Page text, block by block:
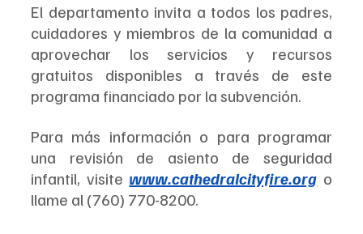
El departamento invita a todos los padres,
cuidadores y miembros de la comunidad a
aprovechar los servicios y recursos
gratuitos disponibles a través de este
programa financiado por la subvención.
Para más información o para programar
una revisión de asiento de seguridad
infantil, visite www.cathedralcityfire.org o
llame al (760) 770-8200.